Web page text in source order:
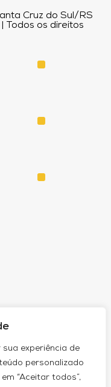
experiência de
personalizado
“Aceitar todos”,
Cruz do Sul/RS
os direitos
Aproveitamento